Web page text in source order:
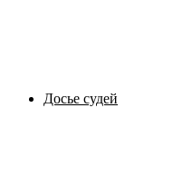
Досье судей